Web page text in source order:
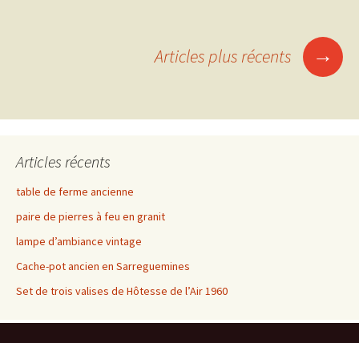
Navigation
articles
Articles plus récents →
Articles récents
table de ferme ancienne
paire de pierres à feu en granit
lampe d’ambiance vintage
Cache-pot ancien en Sarreguemines
Set de trois valises de Hôtesse de l’Air 1960